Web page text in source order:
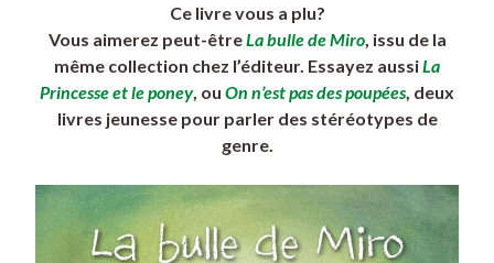
Ce livre vous a plu?
Vous aimerez peut-êtreLa bulle de Miro, issu de la
même collection chez l’éditeur. Essayez aussiLa
Princesse et le poney, ou On n’est pas des poupées , deux
livres jeunesse pour parler des stéréotypes de
genre.